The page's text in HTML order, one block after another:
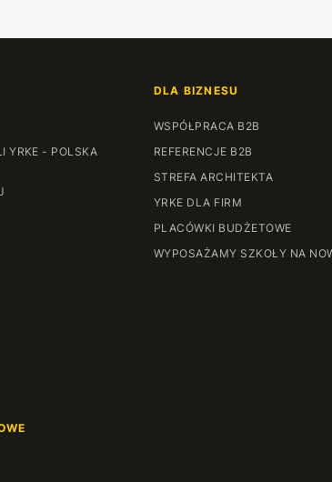
YRKE - POLSKA
DLA BIZNESU
WSPÓŁPRACA B2B
REFERENCJE B2B
STREFA ARCHITEKTA
YRKE DLA FIRM
PLACÓWKI BUDŻETOWE
WYPOSAŻAMY SZKOŁY NA